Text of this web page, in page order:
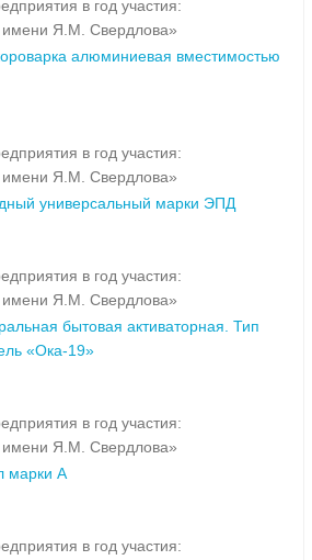
в год участия:
Я.М. Свердлова»
алюминиевая вместимостью
в год участия:
Я.М. Свердлова»
универсальный марки ЭПД
в год участия:
Я.М. Свердлова»
бытовая активаторная. Тип
«Ока-19»
в год участия:
Я.М. Свердлова»
марки А
в год участия: